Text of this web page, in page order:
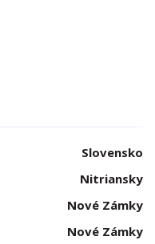
Slovensko
Nitriansky
Nové Zámky
Nové Zámky